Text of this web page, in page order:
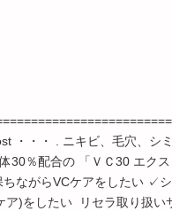
・・・ . ニキビ、毛穴、シ
30％配合の 「ＶＣ30 エク
ながらVCケアをしたい ✓
)をしたい リセラ取り扱い